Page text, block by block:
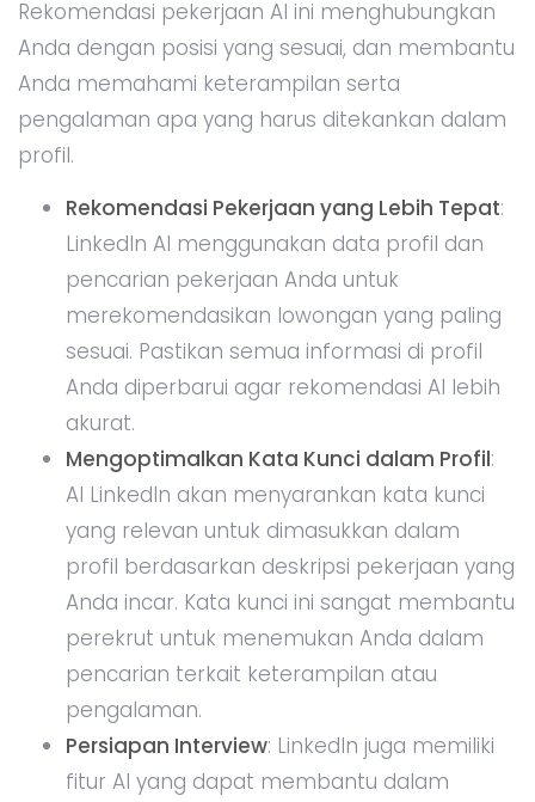
Rekomendasi pekerjaan AI ini menghubungkan
Anda dengan posisi yang sesuai, dan membantu
Anda memahami keterampilan serta
pengalaman apa yang harus ditekankan dalam
profil.
Rekomendasi Pekerjaan yang Lebih Tepat:
LinkedIn AI menggunakan data profil dan
pencarian pekerjaan Anda untuk
merekomendasikan lowongan yang paling
sesuai. Pastikan semua informasi di profil
Anda diperbarui agar rekomendasi AI lebih
akurat.
Mengoptimalkan Kata Kunci dalam Profil:
AI LinkedIn akan menyarankan kata kunci
yang relevan untuk dimasukkan dalam
profil berdasarkan deskripsi pekerjaan yang
Anda incar. Kata kunci ini sangat membantu
perekrut untuk menemukan Anda dalam
pencarian terkait keterampilan atau
pengalaman.
Persiapan Interview: LinkedIn juga memiliki
fitur AI yang dapat membantu dalam